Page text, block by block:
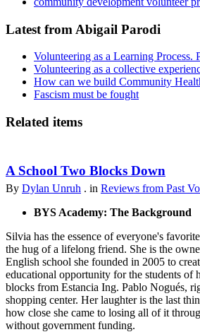
Latest from Abigail Parodi
Volunteering as a Learning Process.
Volunteering as a collective
How can we build Community
Fascism must be fought
Related items
A School Two Blocks Down
By Dylan Unruh . in Reviews from Past
BYS Academy: The Background
Silvia has the essence of everyone's
the hug of a lifelong friend. She is the
English school she founded in 2005 to
educational opportunity for the students of
blocks from Estancia Ing. Pablo Nogués,
shopping center. Her laughter is the last
how close she came to losing all of it
without government funding.